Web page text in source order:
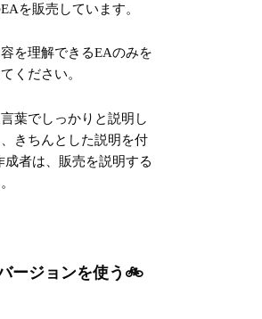
を販売しています。
を理解できるEAのみを
ください。
葉でしっかりと説明し
きちんとした説明を付
者は、販売を説明する
ージョンを使う🚲